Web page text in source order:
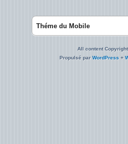
Théme du Mobile
All content
Propulsé parWordPress +